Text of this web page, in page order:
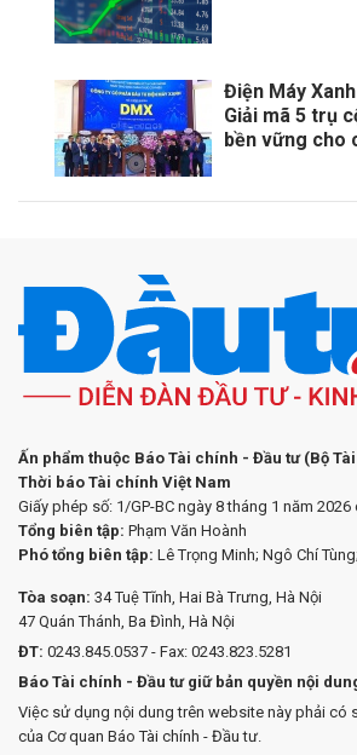
Điện Máy
Giải mã 5 trụ
bền vững cho
Ấn phẩm thuộc Báo Tài chính - Đầu tư (Bộ
Thời báo Tài chính Việt Nam
Giấy phép số: 1/GP-BC ngày 8 tháng 1 năm 2026
Tổng biên tập: Phạm Văn Hoành
Phó tổng biên tập: Lê Trọng Minh; Ngô Chí
Tòa soạn: 34 Tuệ Tĩnh, Hai Bà Trưng, Hà Nội
47 Quán Thánh, Ba Đình, Hà Nội
ĐT: 0243.845.0537 - Fax: 0243.823.5281
Báo Tài chính - Đầu tư giữ bản quyền nội
Việc sử dụng nội dung trên website này phải có
của Cơ quan Báo Tài chính - Đầu tư.